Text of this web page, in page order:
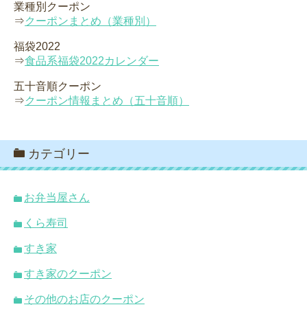
業種別クーポン
⇒クーポンまとめ（業種別）
福袋2022
⇒食品系福袋2022カレンダー
五十音順クーポン
⇒クーポン情報まとめ（五十音順）
カテゴリー
お弁当屋さん
くら寿司
すき家
すき家のクーポン
その他のお店のクーポン